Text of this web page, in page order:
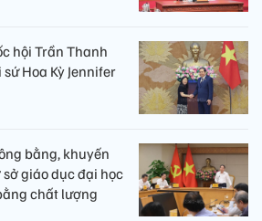
hội Trần Thanh
Hoa Kỳ Jennifer
bằng, khuyến
giáo dục đại học
chất lượng​